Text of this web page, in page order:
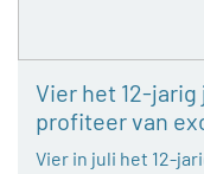
Vier het 12-jarig
profiteer van
Vier in juli het 12-